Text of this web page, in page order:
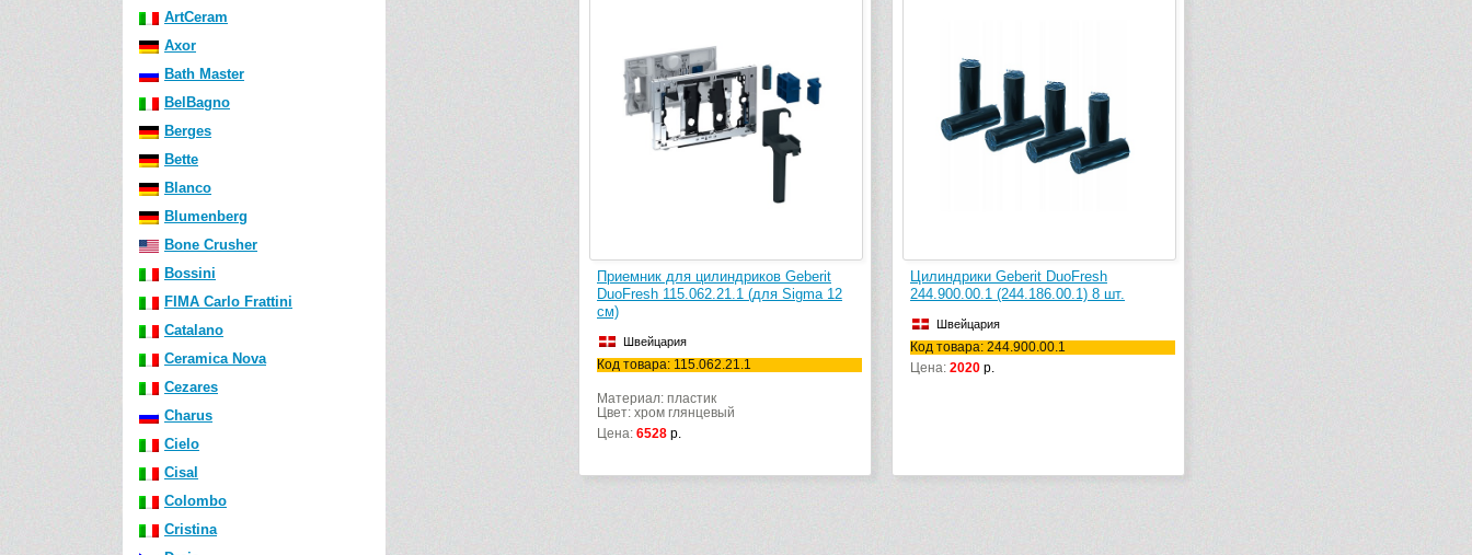
ArtCeram
Axor
Bath Master
BelBagno
Berges
Bette
Blanco
Blumenberg
Bone Crusher
Bossini
FIMA Carlo Frattini
Catalano
Ceramica Nova
Cezares
Charus
Cielo
Cisal
Colombo
Cristina
Приемник для цилиндриков Geberit
DuoFresh 115.062.21.1 (для Sigma 12
см)
Швейцария
Код товара: 115.062.21.1
Материал: пластик
Цвет: хром глянцевый
Цена: 6528 р.
Цилиндрики Geberit DuoFresh
244.900.00.1 (244.186.00.1) 8 шт.
Швейцария
Код товара: 244.900.00.1
Цена: 2020 р.